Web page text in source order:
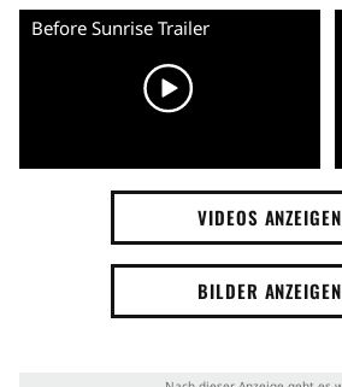
Before Sunrise Trailer
VIDEOS ANZEIGEN
BILDER ANZEIGEN